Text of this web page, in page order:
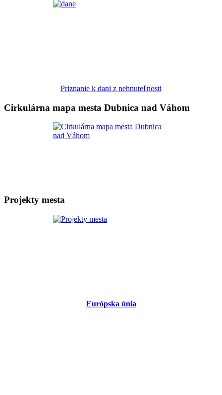
Priznanie k dani z nehnuteľnosti
Cirkulárna mapa mesta Dubnica nad Váhom
Projekty mesta
Európska únia